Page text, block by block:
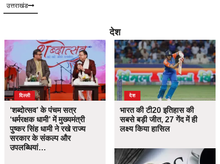
उत्तराखंड
देश
दिल्ली
‘शब्दोत्सव’ के पंचम सत्र
‘धर्मरक्षक धामी’ में मुख्यमंत्री
पुष्कर सिंह धामी ने रखे राज्य
सरकार के संकल्प और
उपलब्धियां…
देश
भारत की टी20 इतिहास की
सबसे बड़ी जीत, 27 गेंद में ही
लक्ष्य किया हासिल